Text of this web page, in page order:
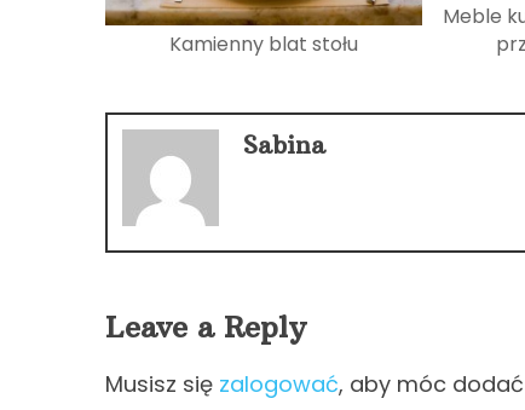
Kamienny blat stołu
Meble
Sabina
Leave a Reply
Musisz się zalogować, aby móc